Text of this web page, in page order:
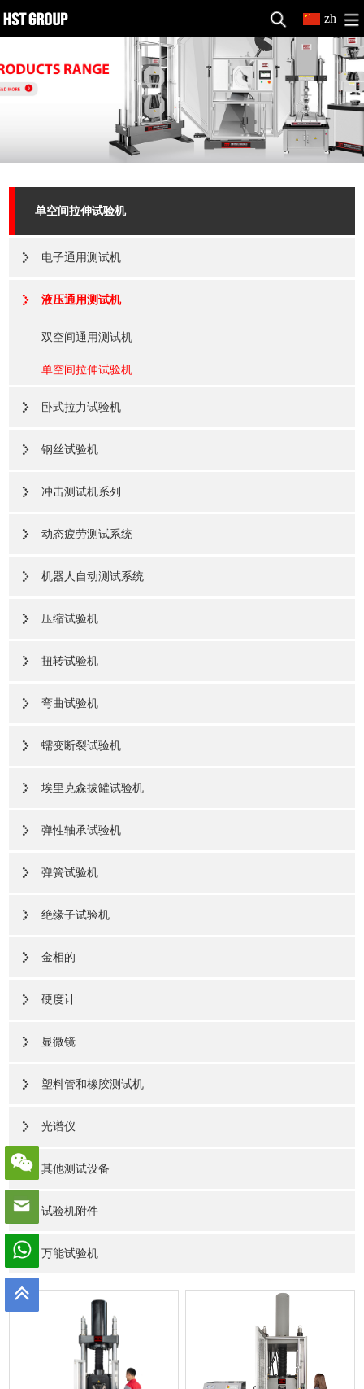
zh
单空间拉伸试验机
电子通用测试机
液压通用测试机
双空间通用测试机
单空间拉伸试验机
卧式拉力试验机
钢丝试验机
冲击测试机系列
动态疲劳测试系统
机器人自动测试系统
压缩试验机
扭转试验机
弯曲试验机
蠕变断裂试验机
埃里克森拔罐试验机
弹性轴承试验机
弹簧试验机
绝缘子试验机
金相的
硬度计
显微镜
塑料管和橡胶测试机
光谱仪
其他测试设备
试验机附件
万能试验机